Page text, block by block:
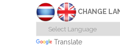
CHANGE
Translate